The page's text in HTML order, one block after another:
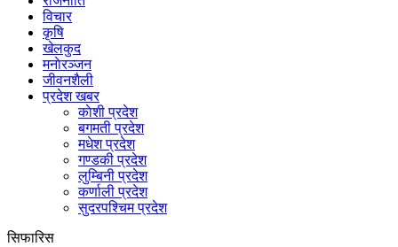
विचार
कृषि
खेलकुद
मनाेरञ्जन
जीवनशैली
प्रदेश खबर
काेशी प्रदेश
बगमती प्रदेश
मधेश प्रदेश
गण्डकी प्रदेश
लुम्बिनी प्रदेश
कर्णाली प्रदेश
सुदरपश्चिम प्रदेश
सिफारिस